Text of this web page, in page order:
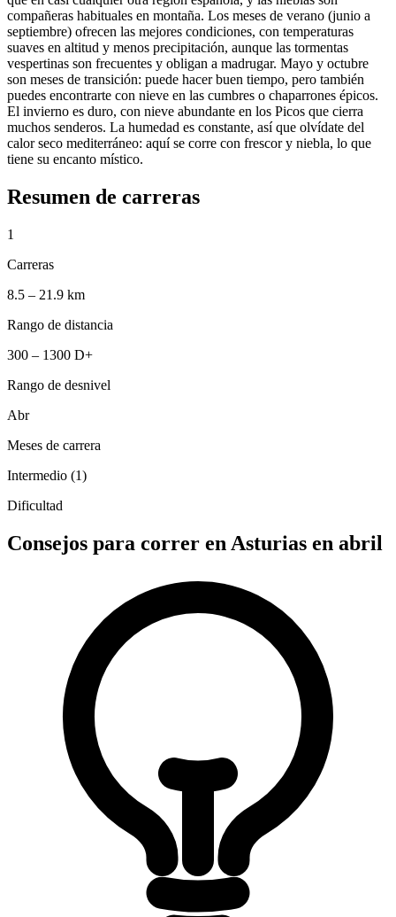
compañeras habituales en montaña. Los meses de verano (junio a
septiembre) ofrecen las mejores condiciones, con temperaturas
suaves en altitud y menos precipitación, aunque las tormentas
vespertinas son frecuentes y obligan a madrugar. Mayo y octubre
son meses de transición: puede hacer buen tiempo, pero también
puedes encontrarte con nieve en las cumbres o chaparrones épicos.
El invierno es duro, con nieve abundante en los Picos que cierra
muchos senderos. La humedad es constante, así que olvídate del
calor seco mediterráneo: aquí se corre con frescor y niebla, lo que
tiene su encanto místico.
Resumen de carreras
1
Carreras
8.5 – 21.9 km
Rango de distancia
300 – 1300 D+
Rango de desnivel
Abr
Meses de carrera
Intermedio (1)
Dificultad
Consejos para correr en Asturias en abril